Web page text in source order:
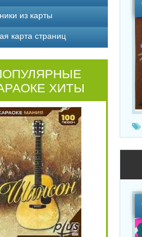
из карты
карта страниц
ХИТЫ